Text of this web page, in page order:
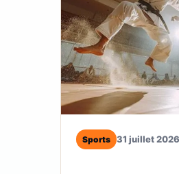
Sports 31 juillet 2026